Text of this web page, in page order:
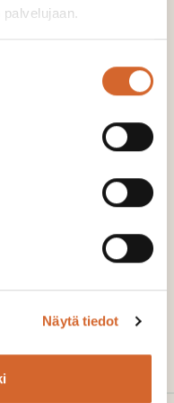
Näytä tiedot
ja Etelä-Savo